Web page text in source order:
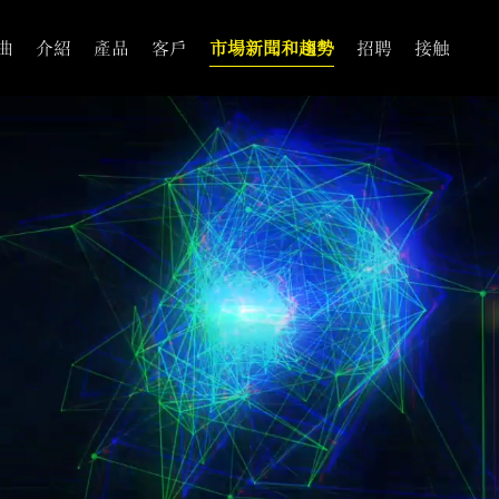
介紹 產品 客戶 市場新聞和趨勢 招聘 接触